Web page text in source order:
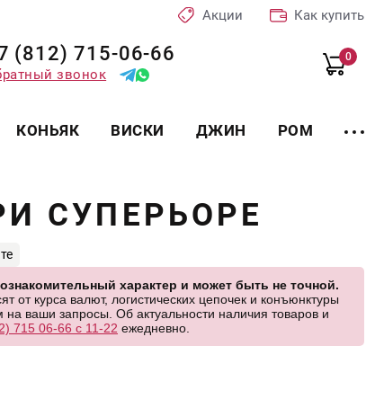
Акции Как купить
(812) 715-06-66
звонок
0
КОНЬЯК ВИСКИ ДЖИН РОМ
СУПЕРЬОРЕ
характер и может быть не точной.
курса валют, логистических цепочек и конъюнктуры
ваши запросы. Об актуальности наличия товаров и
715 06-66 с 11-22 ежедневно.